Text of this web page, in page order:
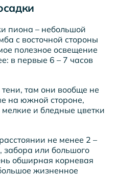
пиона – небольшой
с восточной стороны
полезное освещение
в первые 6 – 7 часов
там они вообще не
на южной стороне,
и бледные цветки
не менее 2 –
забора или большого
обширная корневая
жизненное